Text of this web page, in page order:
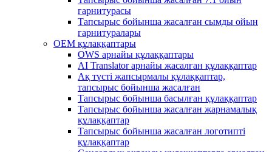
гарнитурасы
Тапсырыс бойынша жасалған сымды ойын
гарнитуралары
OEM құлаққаптары
OWS арнайы құлаққаптары
AI Translator арнайы жасалған құлаққаптар
Ақ түсті жапсырмалы құлаққаптар,
тапсырыс бойынша жасалған
Тапсырыс бойынша басылған құлаққаптар
Тапсырыс бойынша жасалған жарнамалық
құлаққаптар
Тапсырыс бойынша жасалған логотипті
құлаққаптар